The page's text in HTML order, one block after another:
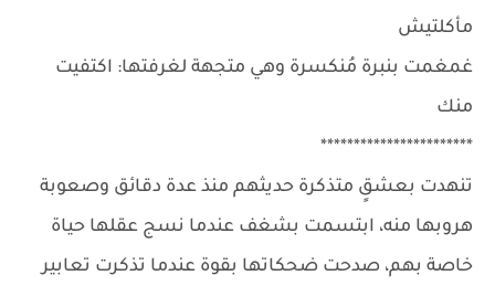
مأكلتيش
غمغمت بنبرة مُنكسرة وهي متجهة لغرفتها: اكتفيت
منك
***********************
تنهدت بعشقٍ متذكرة حديثهم منذ عدة دقائق وصعوبة
هروبها منه، ابتسمت بشغف عندما نسج عقلها حياة
خاصة بهم، صدحت ضحكاتها بقوة عندما تذكرت تعابير